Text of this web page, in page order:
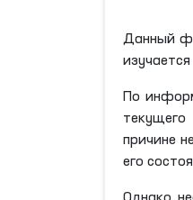
Данный
По
причине
его